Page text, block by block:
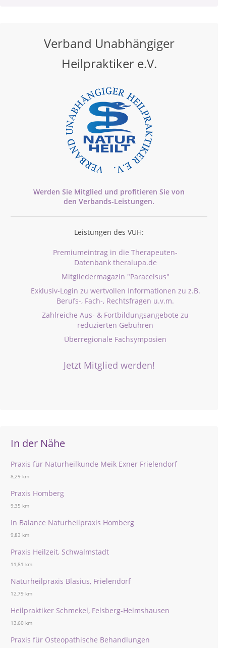
Verband Unabhängiger
Heilpraktiker e.V.
Werden Sie Mitglied und profitieren Sie von
den Verbands-Leistungen.
Leistungen des VUH:
Premiumeintrag in die Therapeuten-
Datenbank theralupa.de
Mitgliedermagazin "Paracelsus"
Exklusiv-Login zu wertvollen Informationen zu z.B.
Berufs-, Fach-, Rechtsfragen u.v.m.
Zahlreiche Aus- & Fortbildungsangebote zu
reduzierten Gebühren
Überregionale Fachsymposien
Jetzt Mitglied werden!
In der Nähe
Praxis für Naturheilkunde Meik Exner Frielendorf
8,29 km
Praxis Homberg
9,35 km
In Balance Naturheilpraxis Homberg
9,83 km
Praxis Heilzeit, Schwalmstadt
11,81 km
Naturheilpraxis Blasius, Frielendorf
12,79 km
Heilpraktiker Schmekel, Felsberg-Helmshausen
13,60 km
Praxis für Osteopathische Behandlungen